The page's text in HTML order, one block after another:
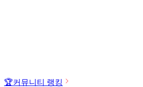
🏆커뮤니티 랭킹